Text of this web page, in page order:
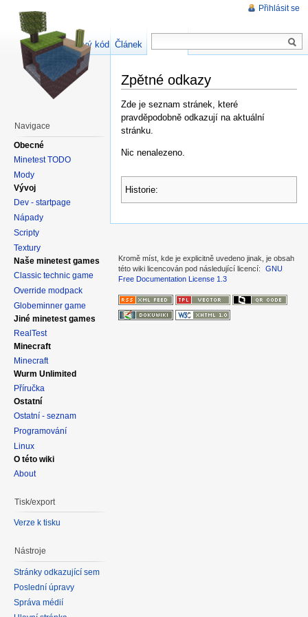
Zpětné odkazy
Zde je seznam stránek, které
pravděpodobně odkazují na aktuální
stránku.
Nic nenalezeno.
Historie:
Přihlásit se
Článek
Zdrojový kód stránky
Navigace
Obecné
Minetest TODO
Mody
Vývoj
Dev - startpage
Nápady
Scripty
Textury
Naše minetest games
Classic technic game
Override modpack
Globeminner game
Jiné minetest games
RealTest
Minecraft
Minecraft
Wurm Unlimited
Příručka
Ostatní
Ostatní - seznam
Programování
Linux
O této wiki
About
Tisk/export
Verze k tisku
Nástroje
Stránky odkazující sem
Poslední úpravy
Správa médií
Kromě míst, kde je explicitně uvedeno jinak, je obsah
této wiki licencován pod následující licencí:
GNU
Free Documentation License 1.3